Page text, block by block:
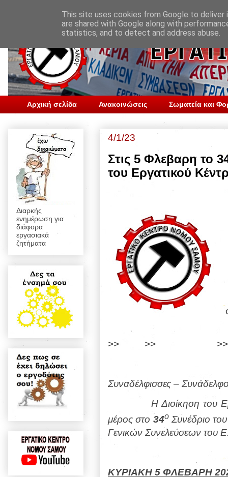
Αρχική σελίδα Ανακοινώσεις Σωματεία και
4/1/23
Στις 5 Φλεβαρη το
του Εργατικού
>> >> >>
Συναδέλφισσες –
Η Διοίκηση του
μέρος στο 34οΣυνέδριο
Γενικών Συνελεύσεων του
ΚΥΡΙΑΚΗ 5 ΦΛΕΒΑΡΗ
Διαρκής
ενημέρωση για
διάφορα
εργασιακά
ζητήματα
This site uses cookies from Google to
are shared with Google along with
statistics, and to detect and address abuse.